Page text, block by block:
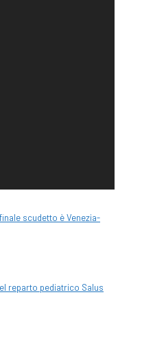
finale scudetto è Venezia-
reparto pediatrico Salus